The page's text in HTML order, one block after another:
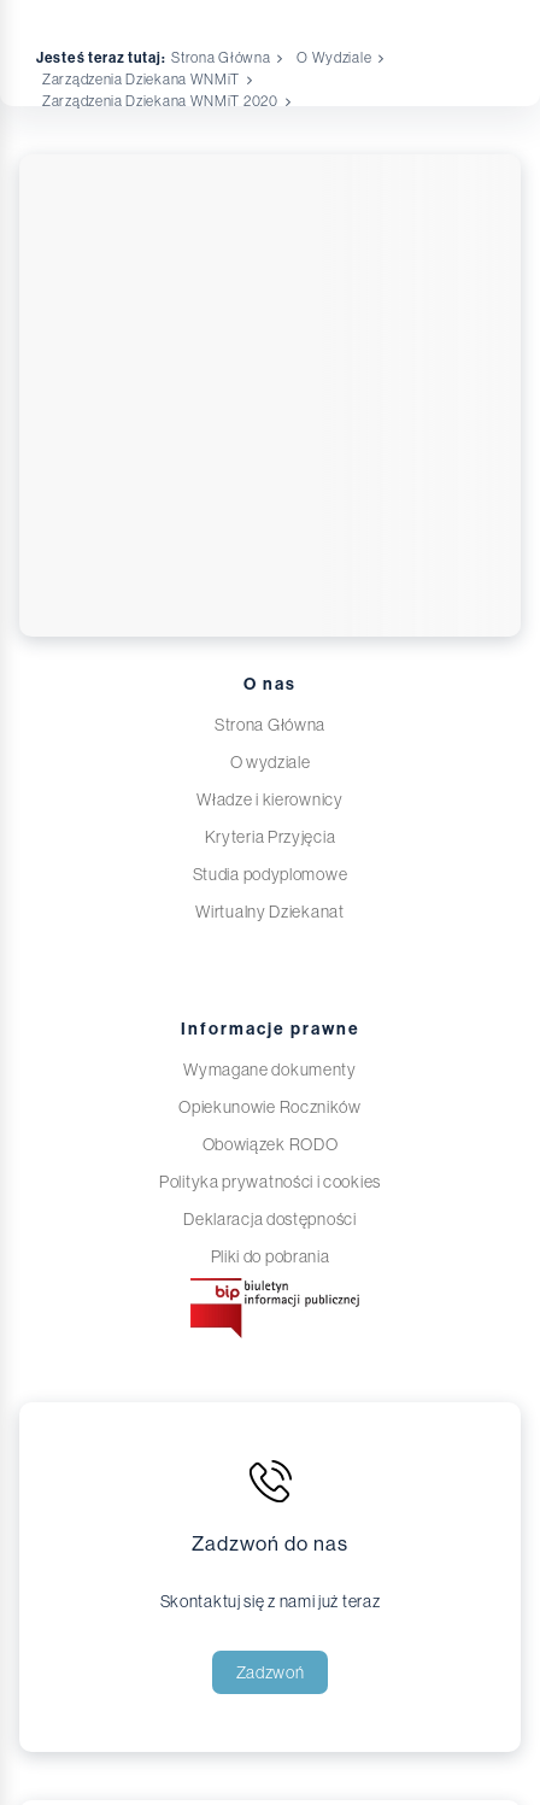
Jesteś teraz tutaj: Strona Główna
O Wydziale
Zarządzenia Dziekana WNMiT
Zarządzenia Dziekana WNMiT 2020
O nas
Strona Główna
O wydziale
Władze i kierownicy
Kryteria Przyjęcia
Studia podyplomowe
Wirtualny Dziekanat
Informacje prawne
Wymagane dokumenty
Opiekunowie Roczników
Obowiązek RODO
Polityka prywatności i cookies
Deklaracja dostępności
Pliki do pobrania
Zadzwoń do nas
Skontaktuj się z nami już teraz
Zadzwoń